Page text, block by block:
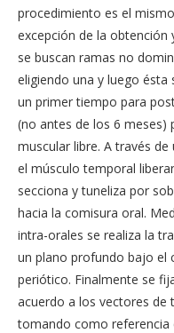
procedimiento es el
excepción de la obtención
se buscan ramas no
eligiendo una y luego
un primer tiempo para
(no antes de los 6 meses)
muscular libre. A través
el músculo temporal
secciona y tuneliza por
hacia la comisura oral.
intra-orales se realiza la
un plano profundo bajo el
periótico. Finalmente se
acuerdo a los vectores de
tomando como referencia